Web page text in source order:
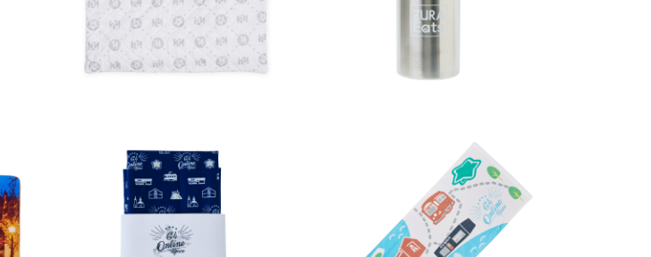
￥4,500（税込）
￥2,900（税込）
G4 Online Space その他
函館柄コットン生地
G4 Online Space その他
函館マップフェイスタオ